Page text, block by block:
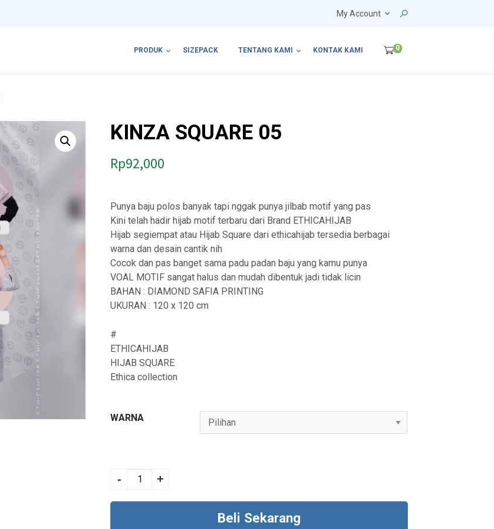
My Account
PRODUK SIZEPACK TENTANG KAMI KONTAK KAMI 0
KINZA SQUARE 05
Rp92,000
Punya baju polos banyak tapi nggak punya jilbab motif yang pas
Kini telah hadir hijab motif terbaru dari Brand ETHICAHIJAB
Hijab segiempat atau Hijab Square dari ethicahijab tersedia berbagai
warna dan desain cantik nih
Cocok dan pas banget sama padu padan baju yang kamu punya
VOAL MOTIF sangat halus dan mudah dibentuk jadi tidak licin
BAHAN : DIAMOND SAFIA PRINTING
UKURAN : 120 x 120 cm
#
ETHICAHIJAB
HIJAB SQUARE
Ethica collection
WARNA
quantity
- +
Beli Sekarang